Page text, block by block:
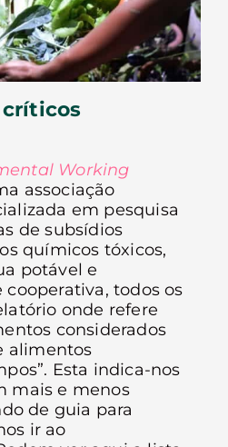
críticos
Working
associação
em pesquisa
de subsídios
químicos tóxicos,
potável e
todos os
onde refere
considerados
alimentos
Esta indica-nos
mais e menos
de guia para
ir ao